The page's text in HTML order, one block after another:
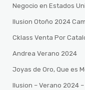
Negocio en Estados
Ilusion Otoño 2024
Cklass Venta Por
Andrea Verano 2024
Joyas de Oro, Que es
Ilusion – Verano 2024